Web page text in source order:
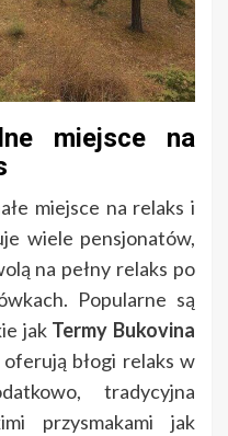
miejsce na
miejsce na relaks i
wiele pensjonatów,
na pełny relaks po
Popularne są
jak Termy Bukovina
błogi relaks w
tradycyjna
przysmakami jak